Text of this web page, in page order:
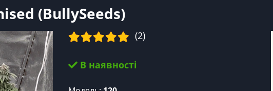
(BullySeeds)
(2)
В наявності